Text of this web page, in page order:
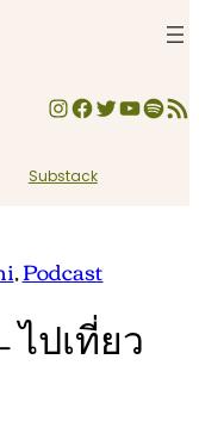
InstagramFacebook Twitter YouTube Spotify Feed RSS
Substack
, Podcast
ไปเที่ยว